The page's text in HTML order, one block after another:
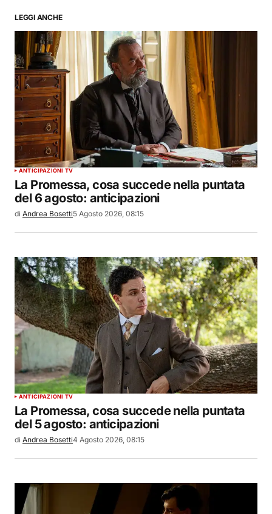
LEGGI ANCHE
ANTICIPAZIONI TV
La Promessa, cosa succede nella puntata
del 6 agosto: anticipazioni
di Andrea Bosetti5 Agosto 2026, 08:15
ANTICIPAZIONI TV
La Promessa, cosa succede nella puntata
del 5 agosto: anticipazioni
di Andrea Bosetti4 Agosto 2026, 08:15